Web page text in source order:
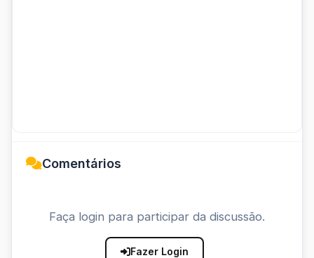
Comentários
Faça login para participar da discussão.
Fazer Login